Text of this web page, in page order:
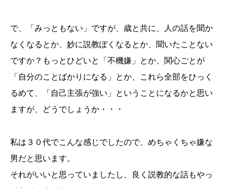
で、「みっともない」ですが、歳と共に、人の話を聞か
なくなるとか、妙に説教ぽくなるとか、聞いたことない
ですか？もっとひどいと「不機嫌」とか、関心ごとが
「自分のことばかりになる」とか、これら全部をひっく
るめて、「自己主張が強い」ということになるかと思い
ますが、どうでしょうか・・・
私は３０代でこんな感じでしたので、めちゃくちゃ嫌な
男だと思います。
それがいいと思っていましたし、良く説教的な話もやっ